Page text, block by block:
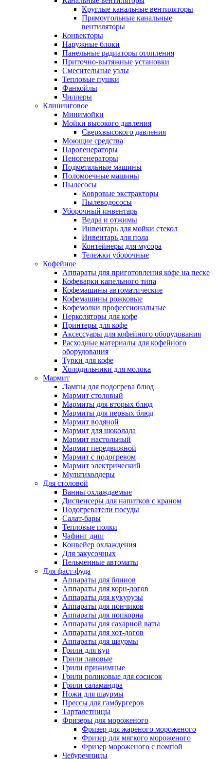
Круглые канальные вентиляторы
Прямоугольные канальные
вентиляторы
Конвекторы
Наружные блоки
Панельные радиаторы отопления
Приточно-вытяжные установки
Смесительные узлы
Тепловые пушки
Фанкойлы
Чиллеры
Клининговое
Минимойки
Мойки высокого давления
Сверхвысокого давления
Моющие средства
Парогенераторы
Пеногенераторы
Подметальные машины
Поломоечные машины
Пылесосы
Ковровые экстракторы
Пылеводососы
Уборочный инвентарь
Ведра и отжимы
Инвентарь для мойки стекол
Инвентарь для пола
Контейнеры для мусора
Тележки уборочные
Кофейное
Аппараты для приготовления кофе на песке
Кофеварки капельного типа
Кофемашины автоматические
Кофемашины рожковые
Кофемолки профессиональные
Перколяторы для кофе
Принтеры для кофе
Аксессуары для кофейного оборудования
Расходные материалы для кофейного
оборудования
Турки для кофе
Холодильники для молока
Мармит
Лампы для подогрева блюд
Мармит столовый
Мармиты для вторых блюд
Мармиты для первых блюд
Мармит водяной
Мармит для шоколада
Мармит настольный
Мармит передвижной
Мармит с подогревом
Мармит электрический
Мультихолдеры
Для столовой
Ванны охлаждаемые
Диспенсеры для напитков с краном
Подогреватели посуды
Салат-бары
Тепловые полки
Чафинг диш
Конвейер охлаждения
Для закусочных
Пельменные автоматы
Для фаст-фуда
Аппараты для блинов
Аппараты для корн-догов
Аппараты для кукурузы
Аппараты для пончиков
Аппараты для попкорна
Аппараты для сахарной ваты
Аппараты для хот-догов
Аппараты для шаурмы
Грили для кур
Грили лавовые
Грили прижимные
Грили роликовые для сосисок
Грили саламандра
Ножи для шаурмы
Прессы для гамбургеров
Тарталетницы
Фризеры для мороженого
Фризер для жареного мороженого
Фризер для мягкого мороженого
Фризер мороженого с помпой
Чебуречницы